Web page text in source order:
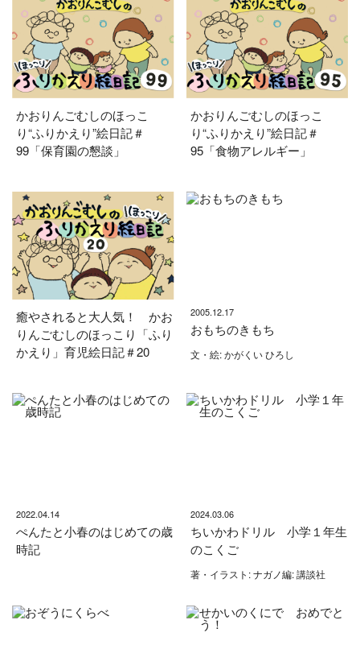
かおりんごむしのほっこ
り“ふりかえり”絵日記＃
99「保育園の懇談」
かおりんごむしのほっこ
り“ふりかえり”絵日記＃
95「食物アレルギー」
癒やされると大人気！ かお
りんごむしのほっこり「ふり
かえり」育児絵日記＃20
2005.12.17
おもちのきもち
文・絵: かがくい ひろし
2022.04.14
ぺんたと小春のはじめての歳
時記
2024.03.06
ちいかわドリル 小学１年生
のこくご
著・イラスト: ナガノ編: 講談社